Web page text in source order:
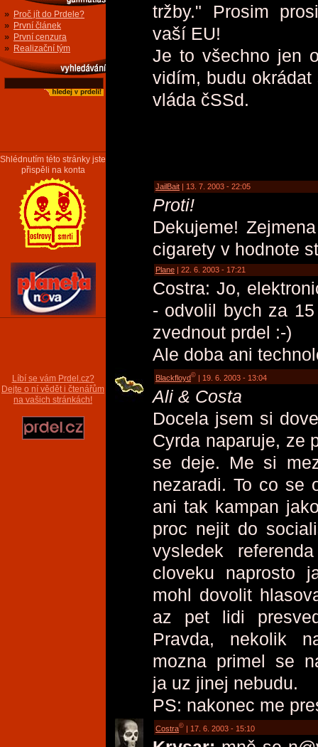
» Proč jít do Prdele?
» První článek
» První cenzura
» Realizační tým
Shlédnutím této stránky jste
přispěli na konta
Líbí se vám Prdel.cz?
Dejte o ní vědět i čtenářům
na vašich stránkách!
tržby." Prosim
vaší EU!
Je to všechno jen
vidím, budu
vláda čSSd.
JailBait | 13. 7. 2003 - 22:05
Proti!
Dekujeme!
cigarety v hodnote
Plane | 22. 6. 2003 - 17:21
Costra: Jo,
- odvolil bych za
zvednout prdel :-)
Ale doba ani
Blackfloyd© | 19. 6. 2003 - 13:04
Ali & Costa
Docela jsem si
Cyrda naparuje, ze
se deje. Me si
nezaradi. To co se
ani tak kampan
proc nejit do
vysledek
cloveku naprosto
mohl dovolit
az pet lidi
Pravda, nekolik
mozna primel se
ja uz jinej nebudu.
PS: nakonec me
Costra© | 17. 6. 2003 - 15:10